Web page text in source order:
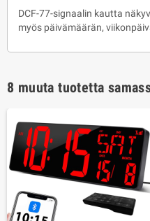
DCF-77-signaalin kautta
myös päivämäärän,
8 muuta tuotetta